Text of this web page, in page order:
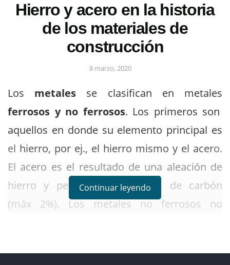
Hierro y acero en la historia
de los materiales de
construcción
8 marzo, 2020
Los metales se clasifican en metales
ferrosos y no ferrosos. Los primeros son
aquellos en donde su elemento principal es
el hierro, por ej., el hierro mismo y el acero.
El acero es el resultado de una aleación de
hierro y pequeñas cantidades de carbón
(máx 2%). Los metales no ferrosos no
Continuar leyendo